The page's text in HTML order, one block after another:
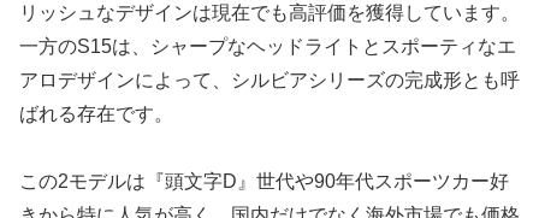
リッシュなデザインは現在でも高評価を獲得しています。
一方のS15は、シャープなヘッドライトとスポーティなエ
アロデザインによって、シルビアシリーズの完成形とも呼
ばれる存在です。
この2モデルは『頭文字D』世代や90年代スポーツカー好